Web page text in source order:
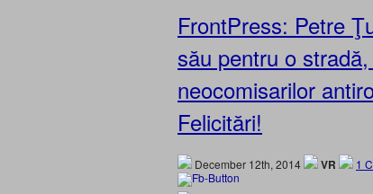
FrontPress: Petre
său pentru o
neocomisarilor
Felicitări!
December 12th, 2014 VR 1